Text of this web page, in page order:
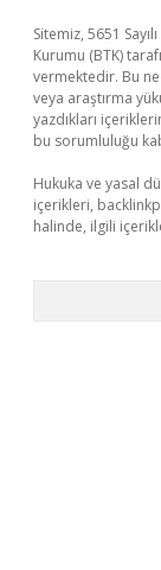
Sitemiz, 5651
Kurumu (BTK)
vermektedir. Bu
veya araştırma
yazdıkları
bu sorumluluğu
Hukuka ve yasal
içerikleri,
halinde, ilgili